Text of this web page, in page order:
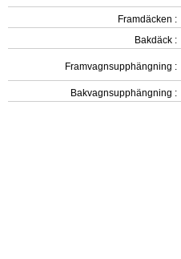
Framdäcken :
Bakdäck :
Framvagnsupphängning :
Bakvagnsupphängning :